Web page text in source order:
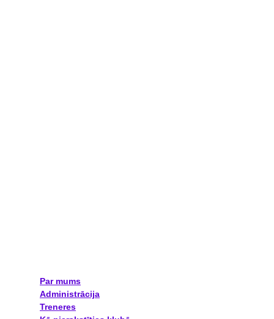
Par mums
Administrācija
Treneres